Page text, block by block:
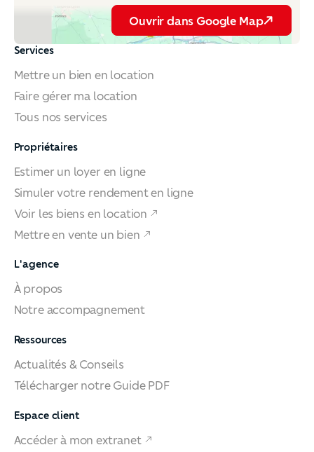
Ouvrir dans Google Map
Ouvrir dans Google Map
Services
Mettre un bien en location
Faire gérer ma location
Tous nos services
Propriétaires
Estimer un loyer en ligne
Simuler votre rendement en ligne
Voir les biens en location
Mettre en vente un bien
L'agence
À propos
Notre accompagnement
Ressources
Actualités & Conseils
Télécharger notre Guide PDF
Espace client
Accéder à mon extranet